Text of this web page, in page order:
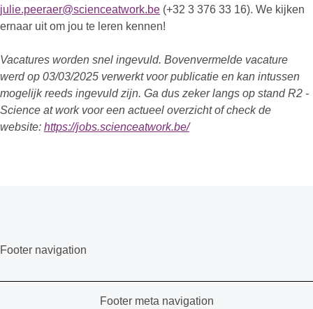
julie.peeraer@scienceatwork.be (+32 3 376 33 16). We kijken
ernaar uit om jou te leren kennen!
Vacatures worden snel ingevuld. Bovenvermelde vacature
werd op 03/03/2025 verwerkt voor publicatie en kan intussen
mogelijk reeds ingevuld zijn. Ga dus zeker langs op stand R2 -
Science at work voor een actueel overzicht of check de
website: https://jobs.scienceatwork.be/
Footer navigation
Footer meta navigation